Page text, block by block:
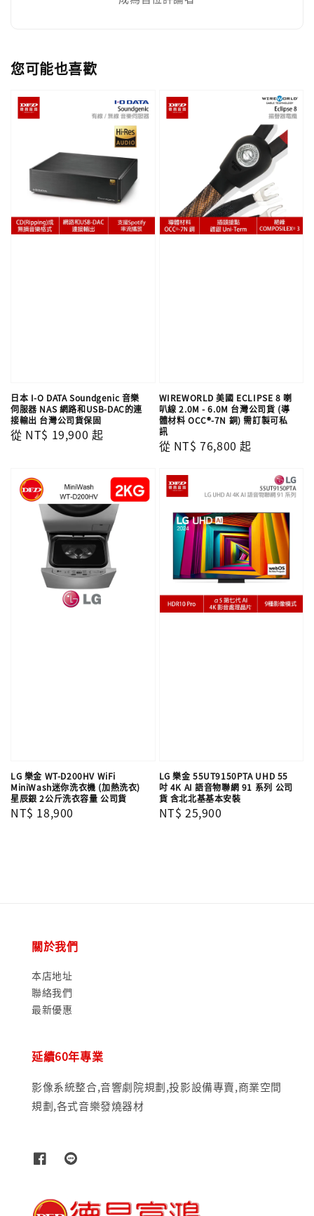
您可能也喜歡
日本 I-O DATA Soundgenic 音樂
伺服器 NAS 網路和USB-DAC的連
接輸出 台灣公司貨保固
Regular
從 NT$ 19,900 起
WIREWORLD 美國 ECLIPSE 8 喇
叭線 2.0M - 6.0M 台灣公司貨 (導
體材料 OCC®-7N 銅) 需訂製可私
訊
Regular
從 NT$ 76,800 起
LG 樂金 WT-D200HV WiFi
MiniWash迷你洗衣機 (加熱洗衣)
星辰銀 2公斤洗衣容量 公司貨
Regular
NT$ 18,900
LG 樂金 55UT9150PTA UHD 55
吋 4K AI 語音物聯網 91 系列 公司
貨 含北北基基本安裝
Regular
NT$ 25,900
關於我們
本店地址
聯絡我們
最新優惠
延續60年專業
影像系統整合,音響劇院規劃,投影設備專賣,商業空間
規劃,各式音樂發燒器材